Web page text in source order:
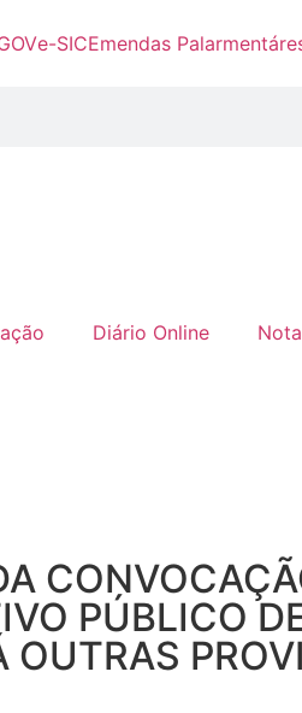
e-SICEmendas
Diário Online
PÚBLICO